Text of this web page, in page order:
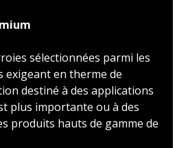
sélectionnées parmi les
exigeant en therme de
destiné à des applications
plus importante ou à des
produits hauts de gamme de